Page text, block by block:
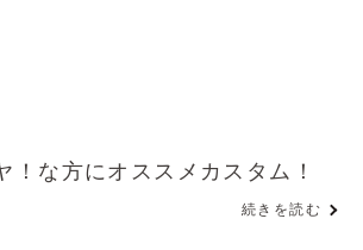
！な方にオススメカスタム！
続きを読む